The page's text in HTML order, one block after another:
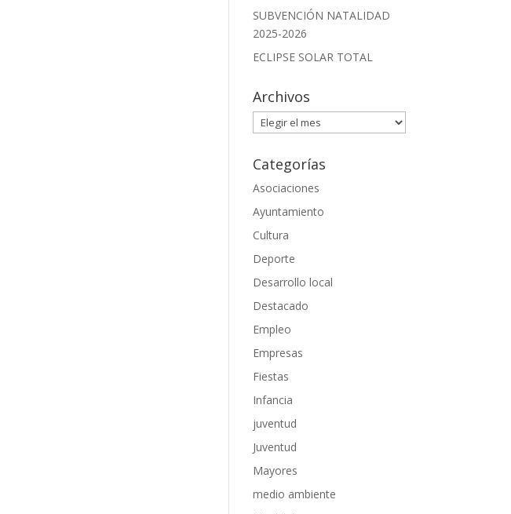
SUBVENCIÓN NATALIDAD
2025-2026
ECLIPSE SOLAR TOTAL
Archivos
Archivos
Categorías
Asociaciones
Ayuntamiento
Cultura
Deporte
Desarrollo local
Destacado
Empleo
Empresas
Fiestas
Infancia
juventud
Juventud
Mayores
medio ambiente